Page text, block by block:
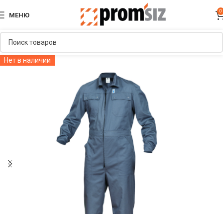
МЕНЮ
0
Нет в наличии